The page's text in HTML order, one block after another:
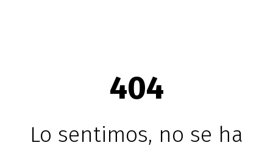
404
Lo sentimos, no se ha